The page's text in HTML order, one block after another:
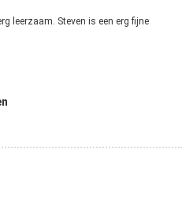
leerzaam. Steven is een erg fijne